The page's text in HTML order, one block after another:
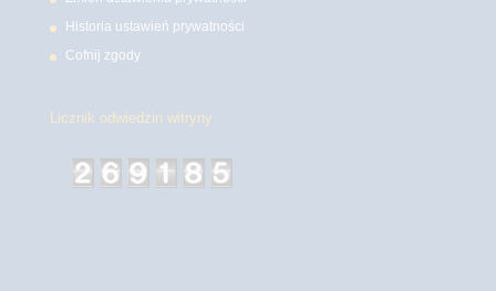
Historia ustawień prywatności
Cofnij zgody
Licznik odwiedzin witryny